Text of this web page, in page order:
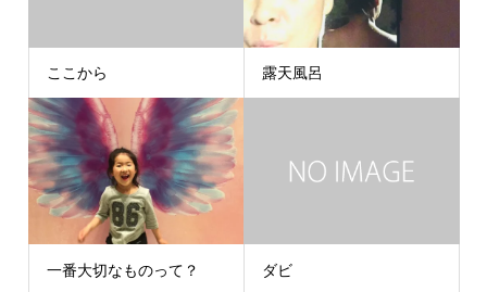
ここから 露天風呂
一番大切なものって？ ダビ